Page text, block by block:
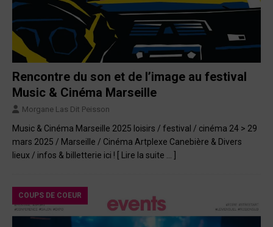
Rencontre du son et de l’image au festival
Music & Cinéma Marseille
Morgane Las Dit Peisson
Music & Cinéma Marseille 2025 loisirs / festival / cinéma 24 > 29
mars 2025 / Marseille / Cinéma Artplexe Canebière & Divers
lieux / infos & billetterie ici !
[ Lire la suite … ]
COUPS DE COEUR